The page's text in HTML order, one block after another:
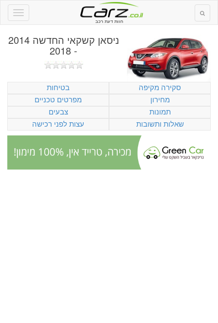
חוות דעת רכב
ניסאן קשקאי החדשה 2014
- 2018
סקירה מקיפה
בטיחות
מחירון
מפרטים טכניים
תמונות
צבעים
שאלות ותשובות
עצות לפני רכישה